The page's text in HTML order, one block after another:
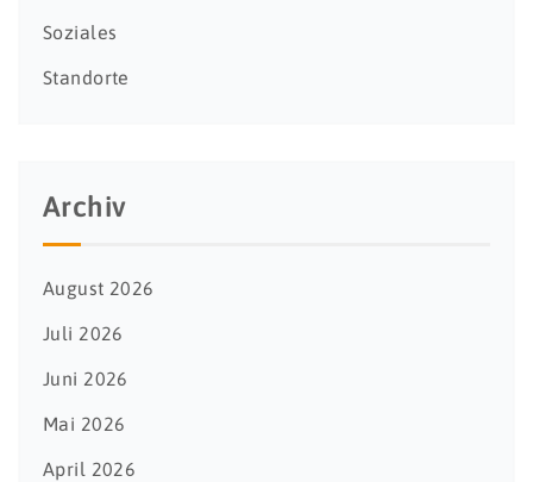
Soziales
Standorte
Archiv
August 2026
Juli 2026
Juni 2026
Mai 2026
April 2026